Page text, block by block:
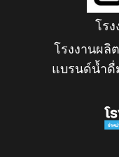
โร
โรงงานผลิ
แบรนด์น้ำ